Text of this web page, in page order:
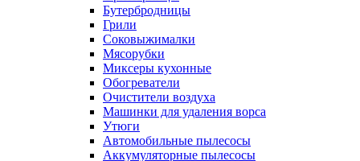
Бутербродницы
Грили
Соковыжималки
Мясорубки
Миксеры кухонные
Обогреватели
Очистители воздуха
Машинки для удаления ворса
Утюги
Автомобильные пылесосы
Аккумуляторные пылесосы